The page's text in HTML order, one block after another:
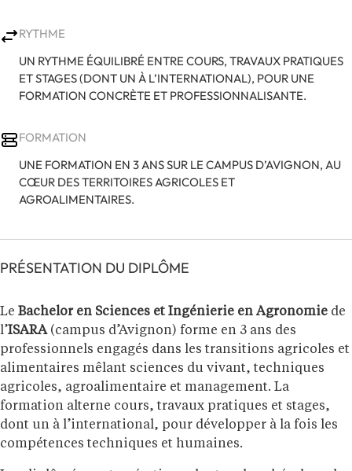
RYTHME
UN RYTHME ÉQUILIBRÉ ENTRE COURS, TRAVAUX PRATIQUES
ET STAGES (DONT UN À L’INTERNATIONAL), POUR UNE
FORMATION CONCRÈTE ET PROFESSIONNALISANTE.
FORMATION
UNE FORMATION EN 3 ANS SUR LE CAMPUS D’AVIGNON, AU
CŒUR DES TERRITOIRES AGRICOLES ET
AGROALIMENTAIRES.
PRÉSENTATION DU DIPLÔME
Le Bachelor en Sciences et Ingénierie en Agronomie de
l’ISARA(campus d’Avignon) forme en 3 ans des
professionnels engagés dans les transitions agricoles et
alimentaires mêlant sciences du vivant, techniques
agricoles, agroalimentaire et management. La
formation alterne cours, travaux pratiques et stages,
dont un à l’international, pour développer à la fois les
compétences techniques et humaines.